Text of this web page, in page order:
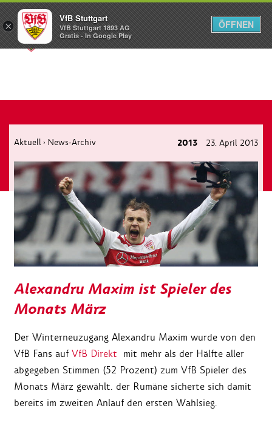
Menü
Aktuell › News-Archiv 2013 23. April 2013
Alexandru Maxim ist Spieler des
Monats März
Der Winterneuzugang Alexandru Maxim wurde von den
VfB Fans auf VfB Direkt mit mehr als der Hälfte aller
abgegeben Stimmen (52 Prozent) zum VfB Spieler des
Monats März gewählt. der Rumäne sicherte sich damit
bereits im zweiten Anlauf den ersten Wahlsieg.
×
VfB Stuttgart
VfB Stuttgart 1893 AG
Gratis - In Google Play
ÖFFNEN